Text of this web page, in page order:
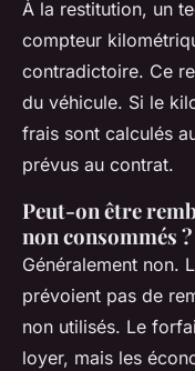
À la restitution, un
compteur
contradictoire. Ce
du véhicule. Si le
frais sont calculés
prévus au contrat.
Peut-on être
non consommés ?
Généralement non.
prévoient pas de
non utilisés. Le
loyer, mais les